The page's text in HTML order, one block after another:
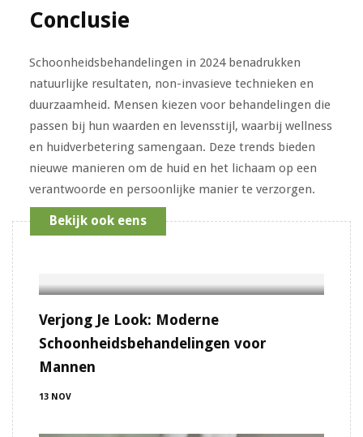
Conclusie
Schoonheidsbehandelingen in 2024 benadrukken
natuurlijke resultaten, non-invasieve technieken en
duurzaamheid. Mensen kiezen voor behandelingen die
passen bij hun waarden en levensstijl, waarbij wellness
en huidverbetering samengaan. Deze trends bieden
nieuwe manieren om de huid en het lichaam op een
verantwoorde en persoonlijke manier te verzorgen.
Bekijk ook eens
Verjong Je Look: Moderne
Schoonheidsbehandelingen voor
Mannen
13 NOV